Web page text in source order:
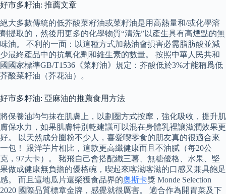
好市多籽油: 推薦文章
絕大多數傳統的低芥酸菜籽油或菜籽油是用高熱量和/或化學溶
劑提取的，然後用更多的化學物質“清洗”以產生具有高煙點的無
味油。 不利的一面：以這種方式加熱油會損害必需脂肪酸並減
少最終產品中的抗氧化劑和維生素的數量。 按照中華人民共和
國國家標準GB/T1536《菜籽油》規定：芥酸低於3%才能稱爲低
芥酸菜籽油（芥花油）。
好市多籽油: 亞麻油的推薦食用方法
將保養油均勻抹在肌膚上，以劃圈方式按摩，強化吸收，提升肌
膚保水力，如果肌膚特別乾建議可以混在身體乳裡讓滋潤效果更
好。 以天然成分圈粉不少人，喜愛喫零食的朋友真的很適合來
一包！ 跟洋芋片相比，這款更高纖健康而且不油膩（每20公
克，97大卡）。 豬飛自己會搭配纖三薯、無糖優格、水果、堅
果做成健康無負擔的優格碗，喫起來喀滋喀滋的口感又兼具飽足
感。 而且這地瓜片還榮獲食品界的奧斯卡獎 Monde Selection
2020 國際品質標章金牌，感覺就很厲害。 適合作為開胃菜及下